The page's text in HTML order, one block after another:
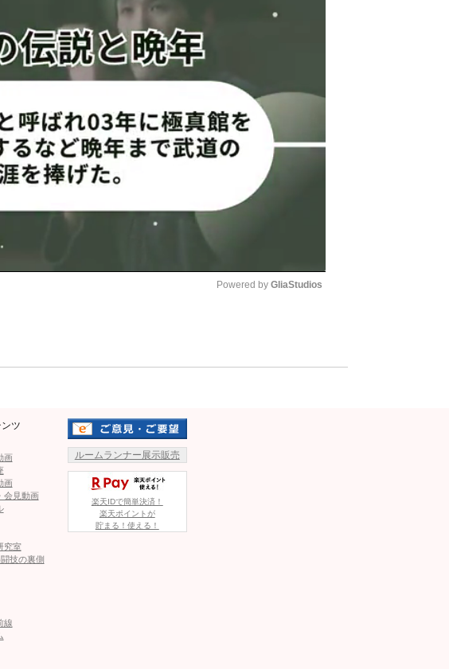
鈴木がBD対抗戦で敗北
ったね」と開口一番。
をよく見てカウンターを
い塩試合をやってしまっ
を直訴。「前回の試合
たので、これは戦いで挽回する以外ない」とその思
いつも通りごっつい相手を用意します」と語った。
連打で西谷を失神KO！
白！“ブラックローズ討伐”の真相
、激闘に興奮「豪華でボリューミー」
2日前に突然中止に！パッキャオ戦も…一体何が！？
に2連勝！“怪物くん”鈴木博昭が延長で左ストレート
Powered by GliaStudios
ツ
画
画
会見動画
究室
技の裏側
線
ルームランナー展示販売
楽天IDで簡単決済！
楽天ポイントが
貯まる！使える！